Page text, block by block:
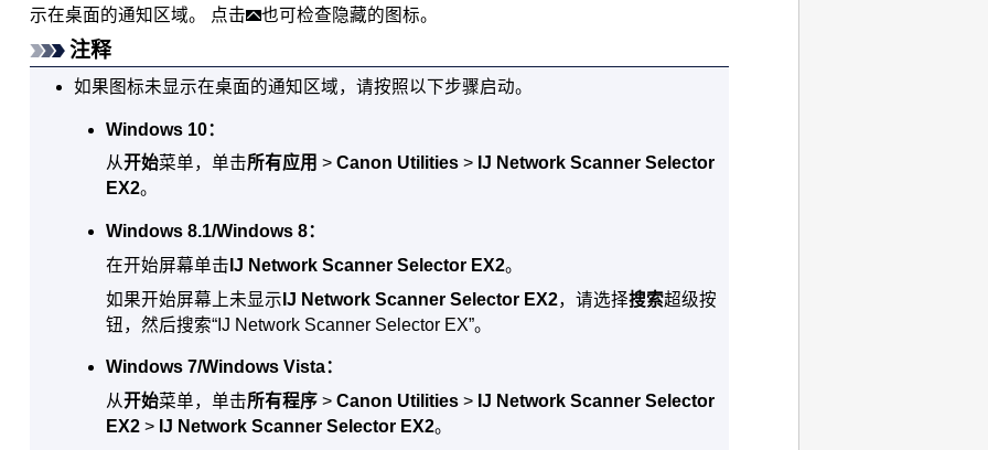
示在桌面的通知区域。
点击 也可检查隐藏的图标。
注释
如果图标未显示在桌面的通知区域，请按照以下步骤启动。
Windows 10：
从开始菜单，单击所有应用 > Canon Utilities> IJ Network Scanner Selector
EX2。
Windows 8.1/Windows 8：
在开始屏幕单击 IJ Network Scanner Selector EX2。
如果开始屏幕上未显示 IJ Network Scanner Selector EX2，请选择搜索超级按
钮，然后搜索“IJ Network Scanner Selector EX”。
Windows 7/Windows Vista：
从开始菜单，单击所有程序> Canon Utilities> IJ Network Scanner Selector
EX2> IJ Network Scanner Selector EX2。